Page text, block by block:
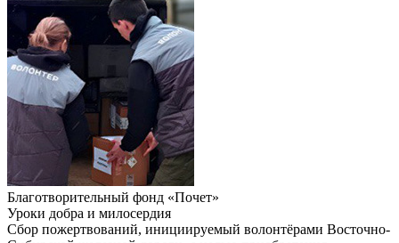
Благотворительный фонд «Почет»
Уроки добра и милосердия
Сбор пожертвований, инициируемый волонтёрами Восточно-